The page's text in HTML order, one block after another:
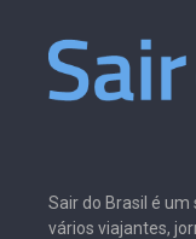
Sair do Brasil é
vários viajantes,